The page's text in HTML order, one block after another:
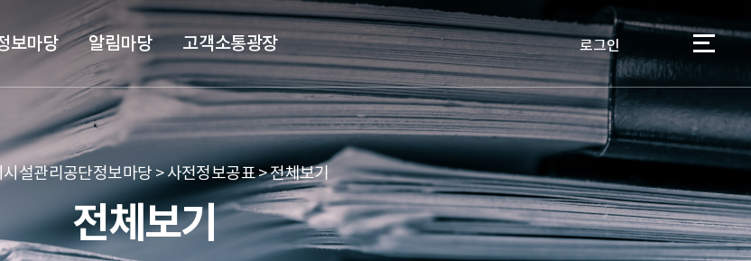
본문 바로가기
메뉴 바로가기
보마당 알림마당 고객소통광장 로그인 이용자
설관리공단정보마당 > 사전정보공표 > 전체보기
전체보기